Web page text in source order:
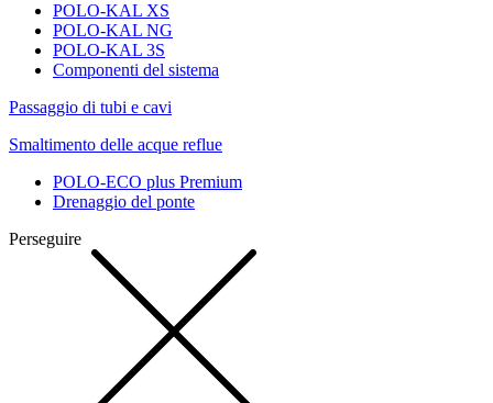
POLO-KAL XS
POLO-KAL NG
POLO-KAL 3S
Componenti del sistema
Passaggio di tubi e cavi
Smaltimento delle acque reflue
POLO-ECO plus Premium
Drenaggio del ponte
Perseguire